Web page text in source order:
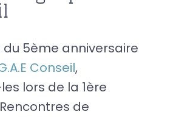
du 5ème anniversaire
Conseil,
lors de la 1ère
de